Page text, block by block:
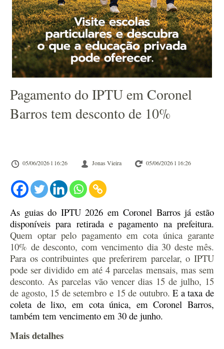
Pagamento do IPTU em Coronel
Barros tem desconto de 10%
05/06/2026 l 16:26 Jonas Vieira 05/06/2026 l 16:26
As guias do IPTU 2026 em Coronel Barros já estão
disponíveis para retirada e pagamento na prefeitura.
Quem optar pelo pagamento em cota única garante
10% de desconto, com vencimento dia 30 deste mês.
Para os contribuintes que preferirem parcelar, o IPTU
pode ser dividido em até 4 parcelas mensais, mas sem
desconto. As parcelas vão vencer dias 15 de julho, 15
de agosto, 15 de setembro e 15 de outubro. E a taxa de
coleta delixo, em cota única, em Coronel Barros,
também tem vencimento em 30 de junho.
Mais detalhes